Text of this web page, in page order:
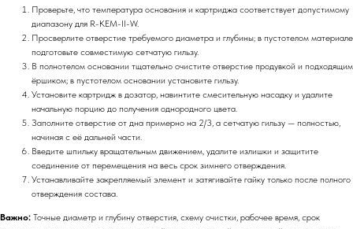
Проверьте, что температура основания и картриджа соответствует допустимому
диапазону для R-KEM-II-W.
Просверлите отверстие требуемого диаметра и глубины; в пустотелом материале
подготовьте совместимую сетчатую гильзу.
В полнотелом основании тщательно очистите отверстие продувкой и подходящим
ёршиком; в пустотелом основании установите гильзу.
Установите картридж в дозатор, навинтите смесительную насадку и удалите
начальную порцию до получения однородного цвета.
Заполните отверстие от дна примерно на 2/3, а сетчатую гильзу — полностью,
начиная с её дальней части.
Введите шпильку вращательным движением, удалите излишки и защитите
соединение от перемещения на весь срок зимнего отверждения.
Устанавливайте закрепляемый элемент и затягивайте гайку только после полного
отверждения состава.
Важно: Точные диаметр и глубину отверстия, схему очистки, рабочее время, срок